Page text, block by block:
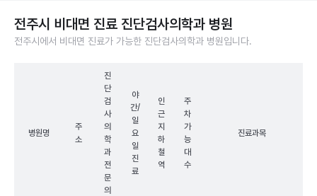
전주시 비대면 진료 진단검사의학과 병원
전주시에서 비대면 진료가 가능한 진단검사의학과 병원입니다.
병원명
주
소
진
단
검
사
의
학
과
전
문
의
야
간/
일
요
일
진
료
인
근
지
하
철
역
주
차
가
능
대
수
진료과목